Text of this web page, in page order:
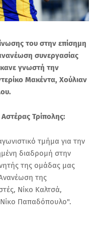
του στην επίσημη
συνεργασίας
γνωστή την
Μακέντα, Χούλιαν
Τρίπολης:
τμήμα για την
διαδρομή στην
της ομάδας μας
της
Νίκο Καλτσά,
Παπαδόπουλο".